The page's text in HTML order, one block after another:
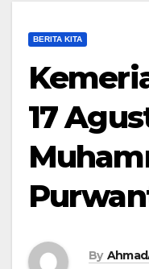
BERITA KITA
17
By